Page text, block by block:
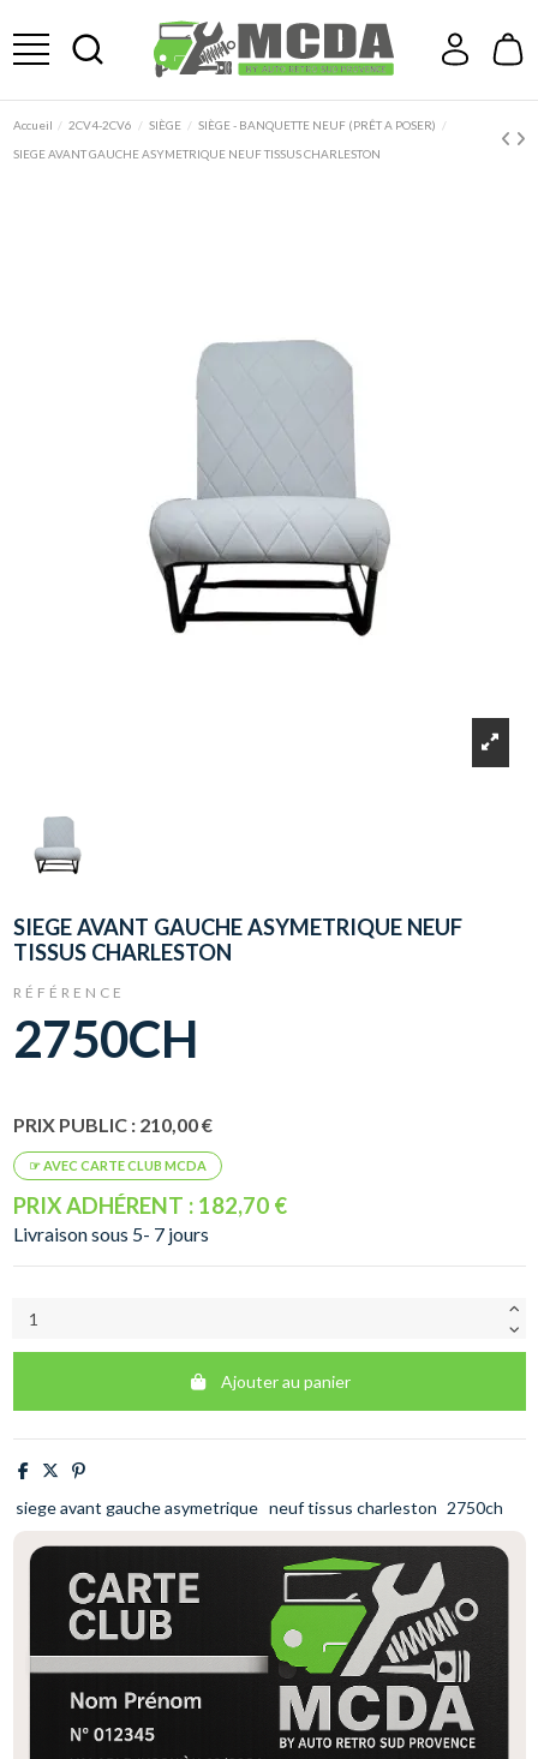
Accueil 2CV4-2CV6 SIÈGE
SIÈGE - BANQUETTE NEUF (PRÊT A POSER)
SIEGE AVANT GAUCHE ASYMETRIQUE NEUF TISSUS CHARLESTON
SIEGE AVANT GAUCHE ASYMETRIQUE NEUF
TISSUS CHARLESTON
RÉFÉRENCE
2750CH
PRIX PUBLIC : 210,00 €
PRIX ADHÉRENT : 182,70 €
Livraison sous 5- 7 jours
Ajouter au panier
siege avant gauche asymetrique neuf tissus charleston 2750ch